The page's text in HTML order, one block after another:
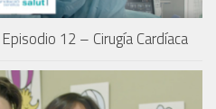
12 – Cirugía Cardíaca